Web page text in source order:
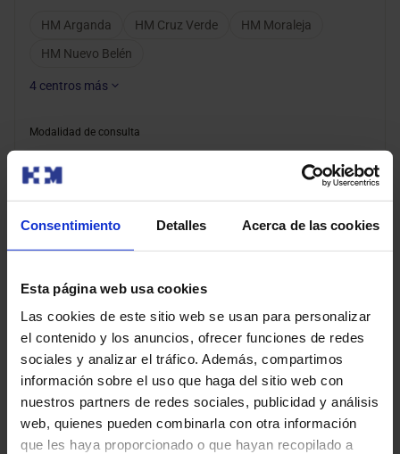
Consentimiento Detalles Acerca de las cookies
Esta página web usa cookies
Las cookies de este sitio web se usan para personalizar
el contenido y los anuncios, ofrecer funciones de redes
sociales y analizar el tráfico. Además, compartimos
información sobre el uso que haga del sitio web con
nuestros partners de redes sociales, publicidad y análisis
web, quienes pueden combinarla con otra información
que les haya proporcionado o que hayan recopilado a
HM Arganda HM Cruz Verde
HM Moraleja
HM Nuevo Belén
4 centros más
Modalidad de consulta
Presencial
Pedir cita
Abba-sidahmed Bechri, Hamadi
Anestesia
HM Madrid Río
HM Montepríncipe
HM Puerta del Sur